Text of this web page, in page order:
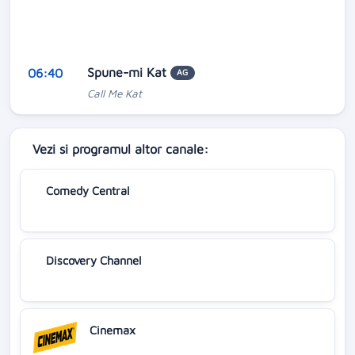
06:40 Spune-mi Kat AG
Call Me Kat
Vezi si programul altor canale:
Comedy Central
Discovery Channel
Cinemax